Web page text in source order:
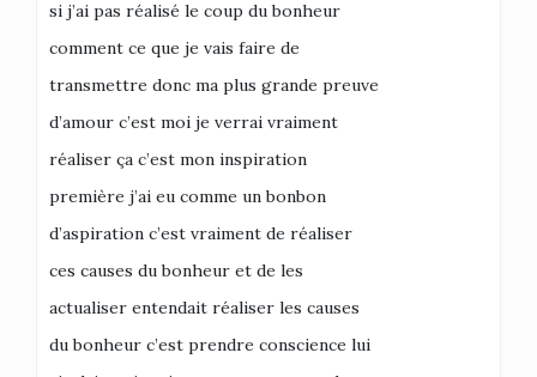
si j’ai pas réalisé le coup du bonheur
comment ce que je vais faire de
transmettre donc ma plus grande preuve
d’amour c’est moi je verrai vraiment
réaliser ça c’est mon inspiration
première j’ai eu comme un bonbon
d’aspiration c’est vraiment de réaliser
ces causes du bonheur et de les
actualiser entendait réaliser les causes
du bonheur c’est prendre conscience lui